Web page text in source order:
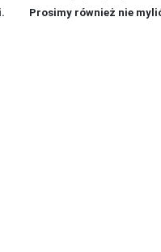
Prosimy również nie